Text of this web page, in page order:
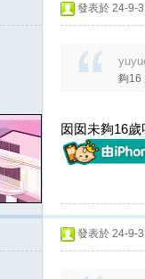
發表於 24-9-
夠16
囡囡未夠16
發表於 24-9-